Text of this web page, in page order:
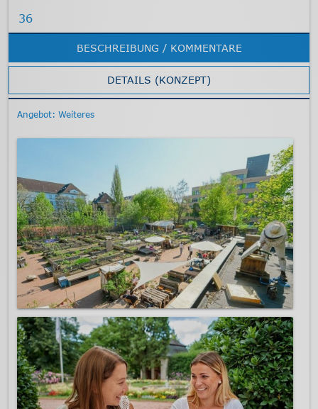
36
BESCHREIBUNG / KOMMENTARE
DETAILS (KONZEPT)
Angebot: Weiteres